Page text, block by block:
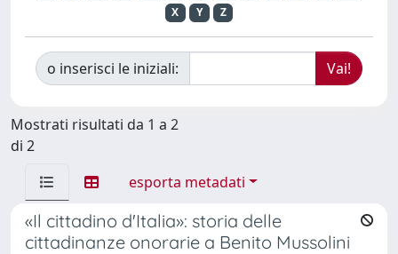
X
Y Z
o inserisci le iniziali:
Mostrati risultati da 1 a 2
di 2
esporta metadati
«Il cittadino d'Italia»: storia delle
cittadinanze onorarie a Benito Mussolini